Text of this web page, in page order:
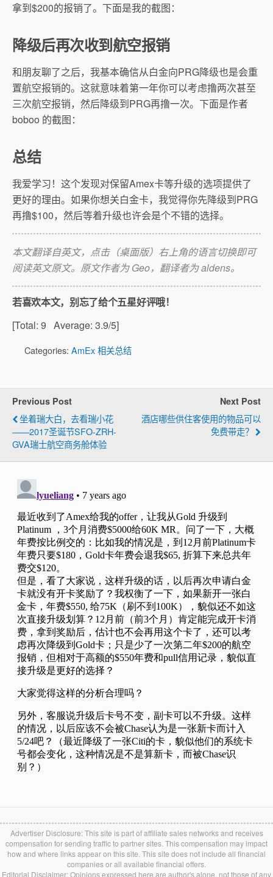
拿到$200的报销了。下面是我的截图：
降级后再次收到航空报销
和朋友聊了之后，我基本确信从白金向PRG降级也是会重
置航空报销的。这就意味着第一年你可以考虑撸两次甚至
三次航空报销，然后降级到PRG再撸一次。下面是作者
boboo 的截图：
总结
我爱学习！这个发现对保留Amex卡等升级的选项提供了
更好的理由。如果你想关白金卡，我觉得你先降级到PRG
再撸$100，然后等着升级也许会是个不错的选择。
本文翻译自英文，点击（桌面版）右上角的语言切换即可
阅读英文原文。原文作者为 Geo，翻译者为 aldens。
若喜欢本文，别忘了给个五星好评哦！
[Total: 9 Average: 3.9/5]
Categories: AmEx 相关总结
Previous Post
坐着瑞大白，去看瑞小花
——2017圣诞节SFO-ZRH-
GVA瑞士航空商务舱体验
Next Post
酒店哪些供住客使用的物品可以
免费带走？
Advertiser Disclosure: This site is part of affiliate sales networks and receives
compensation for sending traffic to partner sites. This compensation may impact
how and where links appear on this site. This site does not include all financial
companies or all available financial offers.
Editorial Disclaimer: Opinions expressed here are author's alone, not those of any